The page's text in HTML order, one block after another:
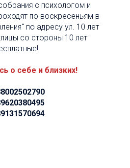
с психологом и
по воскресеньям в
по адресу ул. 10 лет
со стороны 10 лет
о себе и близких!